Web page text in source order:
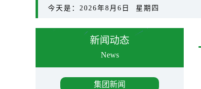
今天是：2026年8月6日 星期四
新闻动态
News
集团新闻